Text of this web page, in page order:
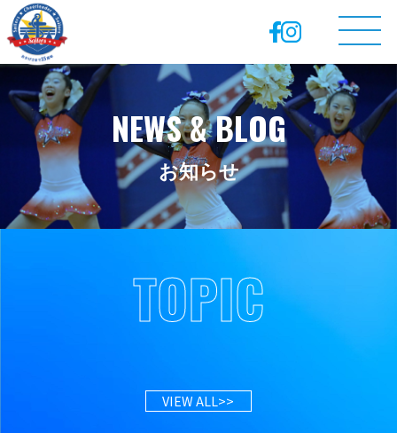
NEWS & BLOG
お知らせ
TOPIC
VIEW ALL>>